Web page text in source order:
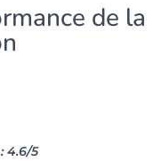
de la
4.6/5